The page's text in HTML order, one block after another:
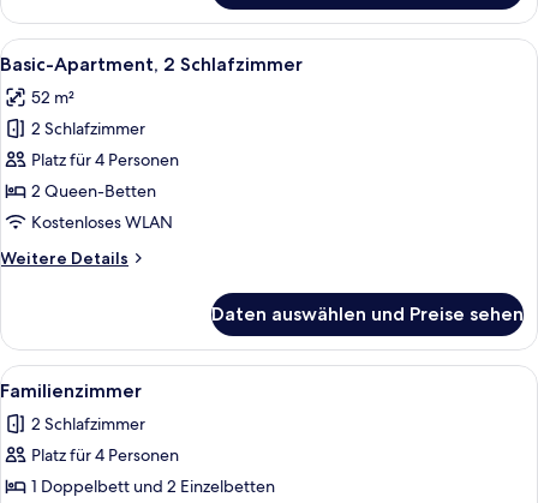
Apartment,
4 Schlafzimmer,
Küche
Alle
Fotos
für
Basic-
Apartment,
2 Schlafzimmer
anzeigen
Ein ordentlich bezogenes Bett mit
5
Basic-Apartment, 2 Schlafzimmer
52 m²
2 Schlafzimmer
Platz für 4 Personen
2 Queen-Betten
Kostenloses WLAN
Weitere Details
Weitere
Apartment,
2 Schlafzimmer
Daten auswählen und Preise sehen
Alle
Fotos
für
Familienzimmer
anzeigen
Ein Hotelzimmer mit einem
4
Familienzimmer
2 Schlafzimmer
Platz für 4 Personen
1 Doppelbett und 2 Einzelbetten